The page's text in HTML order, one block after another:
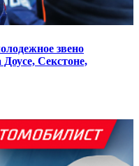
звено
Секстоне,